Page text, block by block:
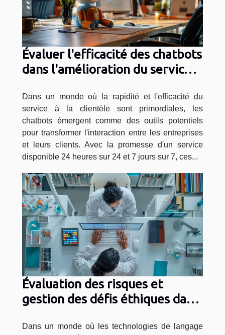
Évaluer l'efficacité des chatbots
dans l'amélioration du service
Dans un monde où la rapidité et l'efficacité du
service à la clientèle sont primordiales, les
chatbots émergent comme des outils potentiels
pour transformer l'interaction entre les entreprises
et leurs clients. Avec la promesse d'un service
disponible 24 heures sur 24 et 7 jours sur 7, ces...
Évaluation des risques et
gestion des défis éthiques dans
langage
Dans un monde où les technologies de langage